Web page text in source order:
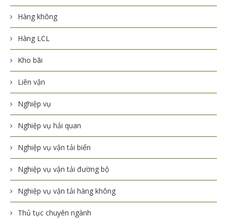
Hàng không
Hàng LCL
Kho bãi
Liên vận
Nghiệp vụ
Nghiệp vụ hải quan
Nghiệp vụ vận tải biển
Nghiệp vụ vận tải đường bộ
Nghiệp vụ vận tải hàng không
Thủ tục chuyên ngành